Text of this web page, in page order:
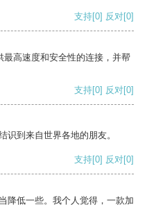
支持[0] 反对[0]
高速度和安全性的连接，并帮
支持[0] 反对[0]
识到来自世界各地的朋友。
支持[0] 反对[0]
降低一些。我个人觉得，一款加